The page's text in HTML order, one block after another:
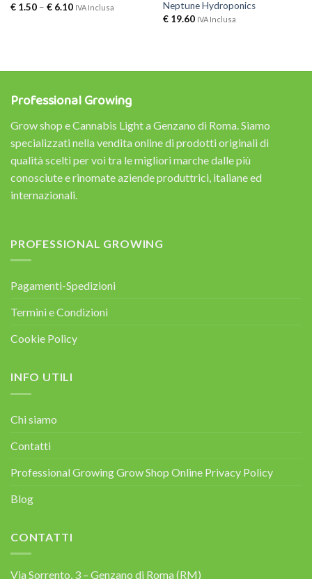
€1.50– €6.10 IVA Inclusa
Neptune Hydroponics
€19.60 IVA Inclusa
Professional Growing
Grow shop e Cannabis Light a Genzano di Roma. Siamo
specializzati nella vendita online di prodotti originali di
qualità scelti per voi tra le migliori marche dalle più
conosciute e rinomate aziende produttrici, italiane ed
internazionali.
PROFESSIONAL GROWING
Pagamenti-Spedizioni
Termini e Condizioni
Cookie Policy
INFO UTILI
Chi siamo
Contatti
Professional Growing Grow Shop Online Privacy Policy
Blog
CONTATTI
Via Sorrento, 3 – Genzano di Roma (RM)